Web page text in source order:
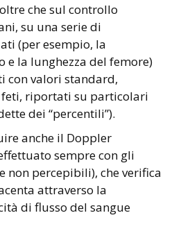
che sul controllo
su una serie di
(per esempio, la
e la lunghezza del femore)
con valori standard,
riportati su particolari
dei “percentili”).
anche il Doppler
sempre con gli
non percepibili), che verifica
attraverso la
di flusso del sangue